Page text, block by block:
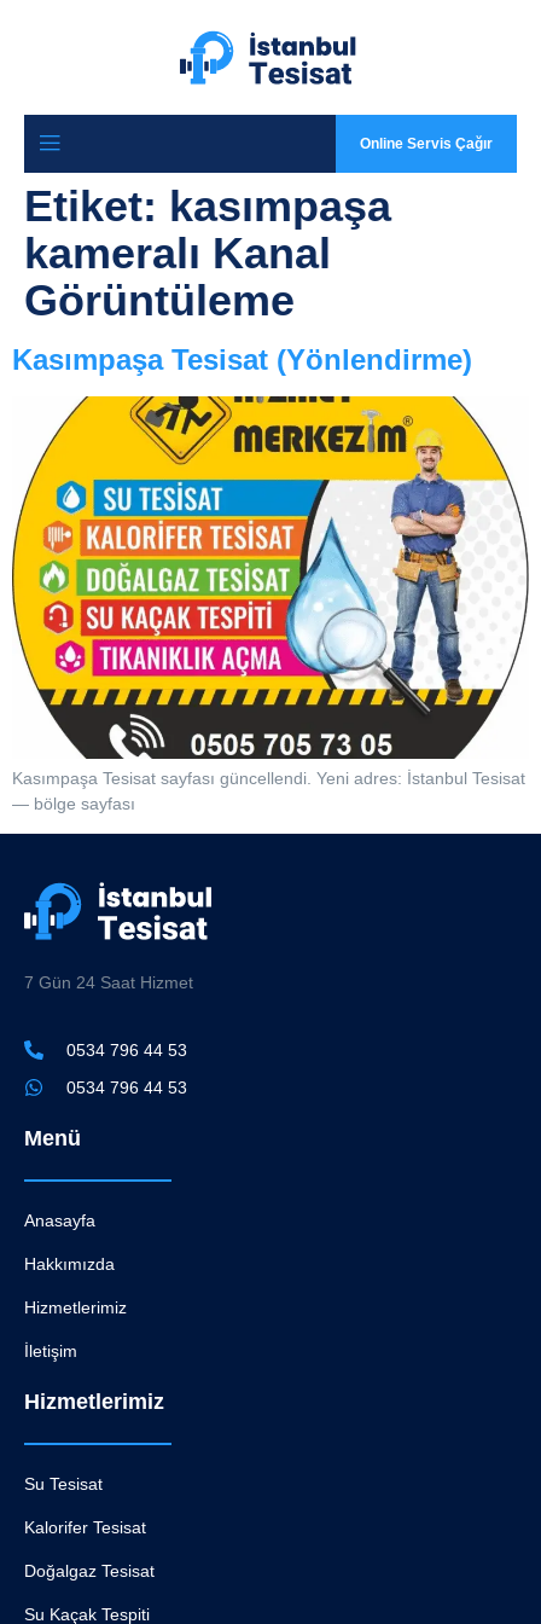
Online Servis Çağır
Etiket: kasımpaşa
kameralı Kanal
Görüntüleme
Kasımpaşa Tesisat (Yönlendirme)
Kasımpaşa Tesisat sayfası güncellendi. Yeni adres: İstanbul Tesisat
— bölge sayfası
7 Gün 24 Saat Hizmet
0534 796 44 53
0534 796 44 53
Menü
Anasayfa
Hakkımızda
Hizmetlerimiz
İletişim
Hizmetlerimiz
Su Tesisat
Kalorifer Tesisat
Doğalgaz Tesisat
Su Kaçak Tespiti